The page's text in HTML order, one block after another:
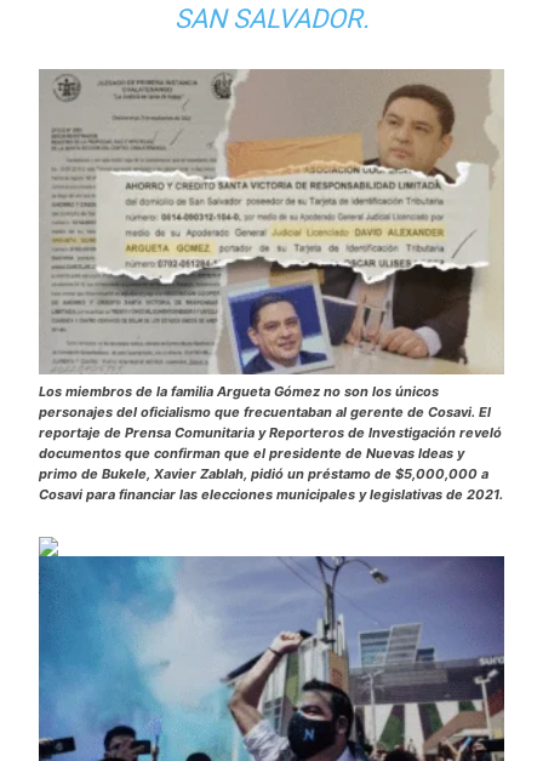
SAN SALVADOR.
Los miembros de la familia Argueta Gómez no son los únicos
personajes del oficialismo que frecuentaban al gerente de Cosavi. El
reportaje de Prensa Comunitaria y Reporteros de Investigación reveló
documentos que confirman que el presidente de Nuevas Ideas y
primo de Bukele, Xavier Zablah, pidió un préstamo de $5,000,000 a
Cosavi para financiar las elecciones municipales y legislativas de 2021.